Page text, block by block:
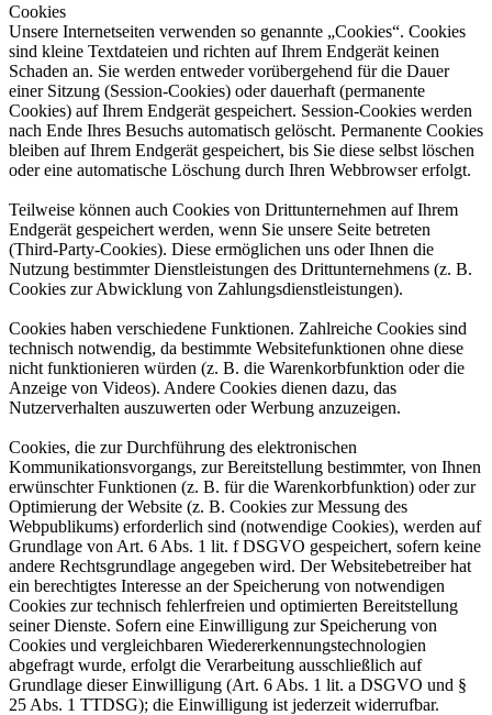
Cookies
Unsere Internetseiten verwenden so genannte „Cookies“. Cookies
sind kleine Textdateien und richten auf Ihrem Endgerät keinen
Schaden an. Sie werden entweder vorübergehend für die Dauer
einer Sitzung (Session-Cookies) oder dauerhaft (permanente
Cookies) auf Ihrem Endgerät gespeichert. Session-Cookies werden
nach Ende Ihres Besuchs automatisch gelöscht. Permanente Cookies
bleiben auf Ihrem Endgerät gespeichert, bis Sie diese selbst löschen
oder eine automatische Löschung durch Ihren Webbrowser erfolgt.
Teilweise können auch Cookies von Drittunternehmen auf Ihrem
Endgerät gespeichert werden, wenn Sie unsere Seite betreten
(Third-Party-Cookies). Diese ermöglichen uns oder Ihnen die
Nutzung bestimmter Dienstleistungen des Drittunternehmens (z. B.
Cookies zur Abwicklung von Zahlungsdienstleistungen).
Cookies haben verschiedene Funktionen. Zahlreiche Cookies sind
technisch notwendig, da bestimmte Websitefunktionen ohne diese
nicht funktionieren würden (z. B. die Warenkorbfunktion oder die
Anzeige von Videos). Andere Cookies dienen dazu, das
Nutzerverhalten auszuwerten oder Werbung anzuzeigen.
Cookies, die zur Durchführung des elektronischen
Kommunikationsvorgangs, zur Bereitstellung bestimmter, von Ihnen
erwünschter Funktionen (z. B. für die Warenkorbfunktion) oder zur
Optimierung der Website (z. B. Cookies zur Messung des
Webpublikums) erforderlich sind (notwendige Cookies), werden auf
Grundlage von Art. 6 Abs. 1 lit. f DSGVO gespeichert, sofern keine
andere Rechtsgrundlage angegeben wird. Der Websitebetreiber hat
ein berechtigtes Interesse an der Speicherung von notwendigen
Cookies zur technisch fehlerfreien und optimierten Bereitstellung
seiner Dienste. Sofern eine Einwilligung zur Speicherung von
Cookies und vergleichbaren Wiedererkennungstechnologien
abgefragt wurde, erfolgt die Verarbeitung ausschließlich auf
Grundlage dieser Einwilligung (Art. 6 Abs. 1 lit. a DSGVO und §
25 Abs. 1 TTDSG); die Einwilligung ist jederzeit widerrufbar.